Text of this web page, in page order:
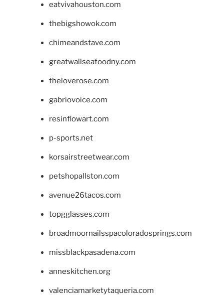
eatvivahouston.com
thebigshowok.com
chimeandstave.com
greatwallseafoodny.com
theloverose.com
gabriovoice.com
resinflowart.com
p-sports.net
korsairstreetwear.com
petshopallston.com
avenue26tacos.com
topgglasses.com
broadmoornailsspacoloradosprings.com
missblackpasadena.com
anneskitchen.org
valenciamarketytaqueria.com